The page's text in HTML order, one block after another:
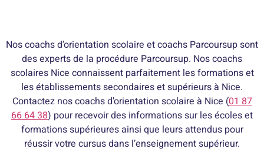
Nos coachs d’orientation scolaire et coachs Parcoursup sont
des experts de la procédure Parcoursup. Nos coachs
scolaires Nice connaissent parfaitement les formations et
les établissements secondaires et supérieurs à Nice.
Contactez nos coachs d’orientation scolaire à Nice (01 87
66 64 38) pour recevoir des informations sur les écoles et
formations supérieures ainsi que leurs attendus pour
réussir votre cursus dans l’enseignement supérieur.